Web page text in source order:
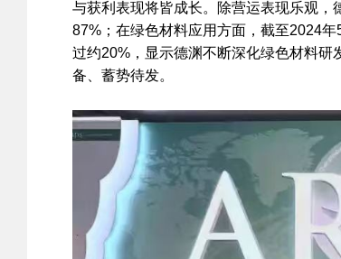
与获利表现将皆成长。除营运表现乐观
87%；在绿色材料应用方面，截至2024
过约20%，显示德渊不断深化绿色材料
备、蓄势待发。